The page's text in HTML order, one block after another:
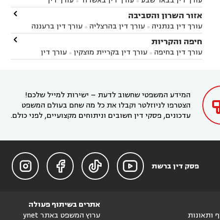


באשקלון
עורך דין בבאר טוביה עורך דין בגן יבנה
עורך דין בניר הבנים עורך דין בערד
זיקים
עורך דין בנתיבות עורך דין בקרית מלאכי
אזור השרון והסביבה
עורך דין בנתניה  עורך דין בהרצליה  עורך דין ברעננה
עורך דין בחדרה עורך דין בכפר סבא
עורך דין בהוד
השרון
עורך דין באבן יהודה
עורך דין בחריש עורך דין בקיסריה עורך דין בקדימה

חיפה והקריות
עורך דין בחיפה  עורך דין בקריית מוצקין 
עורך דין
בקרית מוצקין
עורך דין בקריית אתא
עורך דין

המידע המשפטי שחשוב לדעת – ישירות למייל שלכם!
הצטרפו לניוזלטר וקבלו את כל מה שחם בעולם המשפט
עדכונים, פסקי דין חשובים וניתוחים מקצועיים, לפני כולם.
פסק דין ברשת 



ותאונות
אתרים בשיתוף פעולה
ערוץ המשפט באתר ynet